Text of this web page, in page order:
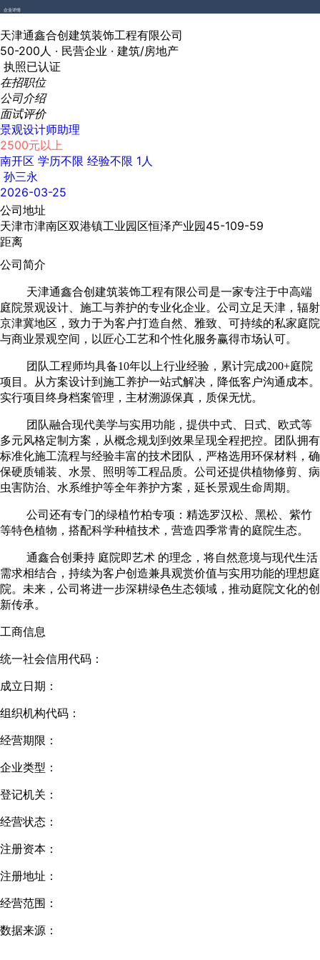
企业详情
天津通鑫合创建筑装饰工程有限公司
50-200人 · 民营企业 · 建筑/房地产
执照已认证
在招职位
公司介绍
面试评价
景观设计师助理
2500元以上
南开区 学历不限 经验不限 1人
孙三永
2026-03-25
公司地址
天津市津南区双港镇工业园区恒泽产业园45-109-59
距离
公司简介
天津通鑫合创建筑装饰工程有限公司是一家专注于中高端
庭院景观设计、施工与养护的专业化企业。公司立足天津，辐射
京津冀地区，致力于为客户打造自然、雅致、可持续的私家庭院
与商业景观空间，以匠心工艺和个性化服务赢得市场认可。
团队工程师均具备10年以上行业经验，累计完成200+庭院
项目。从方案设计到施工养护一站式解决，降低客户沟通成本。
实行项目终身档案管理，主材溯源保真，质保无忧。
团队融合现代美学与实用功能，提供中式、日式、欧式等
多元风格定制方案，从概念规划到效果呈现全程把控。团队拥有
标准化施工流程与经验丰富的技术团队，严格选用环保材料，确
保硬质铺装、水景、照明等工程品质。公司还提供植物修剪、病
虫害防治、水系维护等全年养护方案，延长景观生命周期。
公司还有专门的绿植竹柏专项：精选罗汉松、黑松、紫竹
等特色植物，搭配科学种植技术，营造四季常青的庭院生态。
通鑫合创秉持 庭院即艺术 的理念，将自然意境与现代生活
需求相结合，持续为客户创造兼具观赏价值与实用功能的理想庭
院。未来，公司将进一步深耕绿色生态领域，推动庭院文化的创
新传承。
工商信息
统一社会信用代码：
成立日期：
组织机构代码：
经营期限：
企业类型：
登记机关：
经营状态：
注册资本：
注册地址：
经营范围：
数据来源：